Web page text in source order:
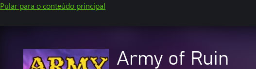
Pular para o conteúdo principal
Army of Ruin